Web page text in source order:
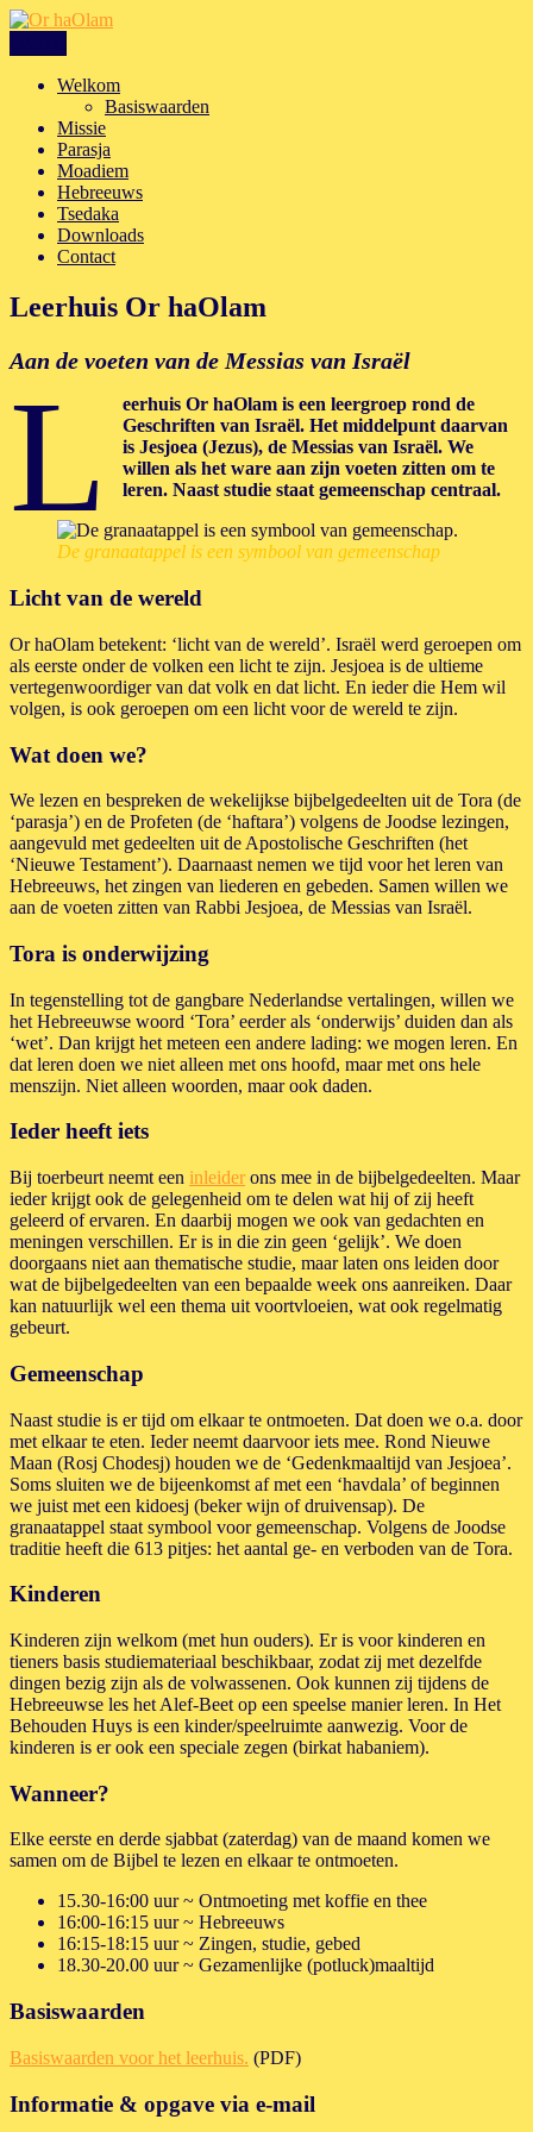
Ga
de
inhoud
Or haOlam
Leerhuis rond de Tora van Israël
Welkom
Basiswaarden
Missie
Parasja
Moadiem
Hebreeuws
Tsedaka
Downloads
Contact
Leerhuis Or haOlam
Aan de voeten van de Messias van Israël
L
eerhuis Or haOlam is een leergroep rond de
Geschriften van Israël. Het middelpunt daarvan
is Jesjoea (Jezus), de Messias van Israël. We
willen als het ware aan zijn voeten zitten om te
leren. Naast studie staat gemeenschap centraal.
De granaatappel is een symbool van gemeenschap
Licht van de wereld
Or haOlam betekent: ‘licht van de wereld’. Israël werd geroepen om
als eerste onder de volken een licht te zijn. Jesjoea is de ultieme
vertegenwoordiger van dat volk en dat licht. En ieder die Hem wil
volgen, is ook geroepen om een licht voor de wereld te zijn.
Wat doen we?
We lezen en bespreken de wekelijkse bijbelgedeelten uit de Tora (de
‘parasja’) en de Profeten (de ‘haftara’) volgens de Joodse lezingen,
aangevuld met gedeelten uit de Apostolische Geschriften (het
‘Nieuwe Testament’). Daarnaast nemen we tijd voor het leren van
Hebreeuws, het zingen van liederen en gebeden. Samen willen we
aan de voeten zitten van Rabbi Jesjoea, de Messias van Israël.
Tora is onderwijzing
In tegenstelling tot de gangbare Nederlandse vertalingen, willen we
het Hebreeuwse woord ‘Tora’ eerder als ‘onderwijs’ duiden dan als
‘wet’. Dan krijgt het meteen een andere lading: we mogen leren. En
dat leren doen we niet alleen met ons hoofd, maar met ons hele
menszijn. Niet alleen woorden, maar ook daden.
Ieder heeft iets
Bij toerbeurt neemt een inleider ons mee in de bijbelgedeelten. Maar
ieder krijgt ook de gelegenheid om te delen wat hij of zij heeft
geleerd of ervaren. En daarbij mogen we ook van gedachten en
meningen verschillen. Er is in die zin geen ‘gelijk’. We doen
doorgaans niet aan thematische studie, maar laten ons leiden door
wat de bijbelgedeelten van een bepaalde week ons aanreiken. Daar
kan natuurlijk wel een thema uit voortvloeien, wat ook regelmatig
gebeurt.
Gemeenschap
Naast studie is er tijd om elkaar te ontmoeten. Dat doen we o.a. door
met elkaar te eten. Ieder neemt daarvoor iets mee. Rond Nieuwe
Maan (Rosj Chodesj) houden we de ‘Gedenkmaaltijd van Jesjoea’.
Soms sluiten we de bijeenkomst af met een ‘havdala’ of beginnen
we juist met een kidoesj (beker wijn of druivensap). De
granaatappel staat symbool voor gemeenschap. Volgens de Joodse
traditie heeft die 613 pitjes: het aantal ge- en verboden van de Tora.
Kinderen
Kinderen zijn welkom (met hun ouders). Er is voor kinderen en
tieners basis studiemateriaal beschikbaar, zodat zij met dezelfde
dingen bezig zijn als de volwassenen. Ook kunnen zij tijdens de
Hebreeuwse les het Alef-Beet op een speelse manier leren. In Het
Behouden Huys is een kinder/speelruimte aanwezig. Voor de
kinderen is er ook een speciale zegen (birkat habaniem).
Wanneer?
Elke eerste en derde sjabbat (zaterdag) van de maand komen we
samen om de Bijbel te lezen en elkaar te ontmoeten.
15.30-16:00 uur ~ Ontmoeting met koffie en thee
16:00-16:15 uur ~ Hebreeuws
16:15-18:15 uur ~ Zingen, studie, gebed
18.30-20.00 uur ~ Gezamenlijke (potluck)maaltijd
Basiswaarden
Basiswaarden voor het leerhuis. (PDF)
Informatie & opgave via e-mail